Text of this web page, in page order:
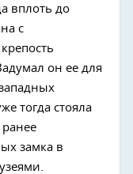
вплоть до
с
он ее для
тогда стояла
ранее
замка в